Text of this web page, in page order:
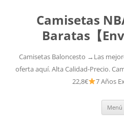
Camisetas
Baratas【
Camisetas Baloncesto →Las
oferta aquí. Alta Calidad-Precio.
22,8€
7 Años
Menú